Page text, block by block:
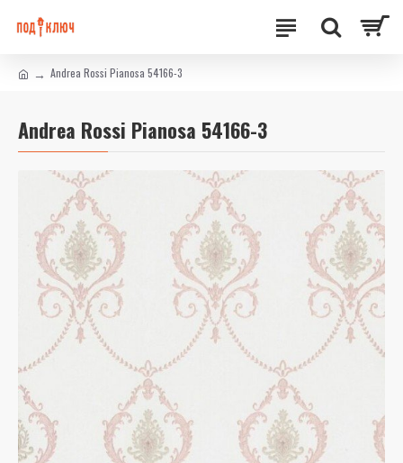
Andrea Rossi Pianosa 54166-3
Andrea Rossi Pianosa 54166-3